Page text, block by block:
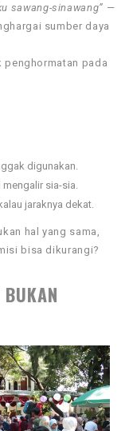
sawang-sinawang” —
sumber daya
pada
digunakan.
sia-sia.
jaraknya dekat.
hal yang sama,
bisa dikurangi?